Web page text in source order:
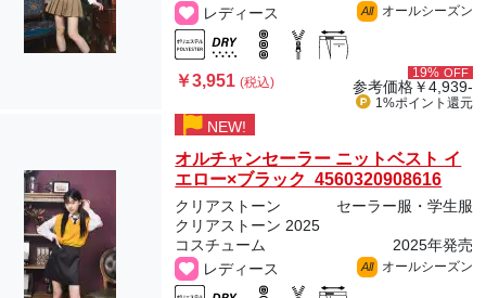
レディース
All オールシーズン
￥3,951(税込)
19% OFF
参考価格￥4,939-
1%ポイント 還元
NEW!
オルチャンセーラー ニットベスト イ
エロー×ブラック 4560320908616
クリアストーン
セーラー服・学生服
クリアストーン 2025
コスチューム
2025年発売
レディース
All オールシーズン